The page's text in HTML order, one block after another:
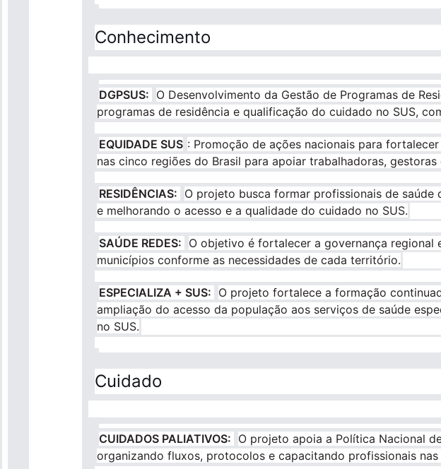
Conhecimento
DGPSUS: O Desenvolvimento da Gestão de Programas de
programas de residência e qualificação do cuidado no SUS,
EQUIDADE SUS : Promoção de ações nacionais para
nas cinco regiões do Brasil para apoiar trabalhadoras,
RESIDÊNCIAS: O projeto busca formar profissionais de
e melhorando o acesso e a qualidade do cuidado no SUS.
SAÚDE REDES: O objetivo é fortalecer a governança
municípios conforme as necessidades de cada território.
ESPECIALIZA + SUS: O projeto fortalece a formação
ampliação do acesso da população aos serviços de saúde
no SUS.
Cuidado
CUIDADOS PALIATIVOS: O projeto apoia a Política Nacional
organizando fluxos, protocolos e capacitando profissionais nas